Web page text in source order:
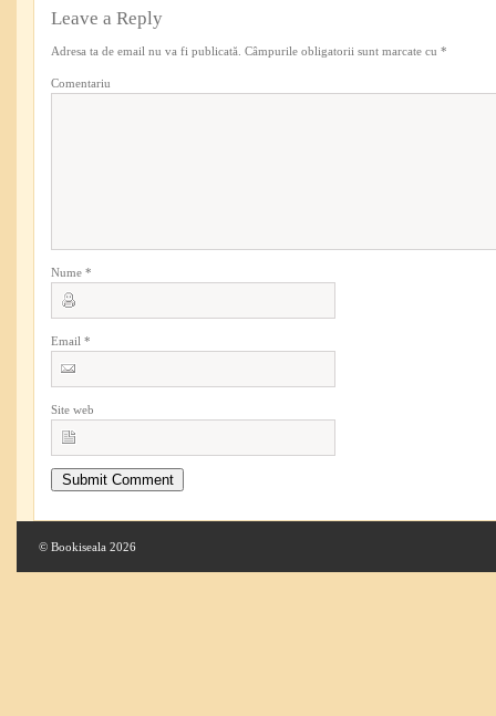
Leave a Reply
Adresa ta de email nu va fi publicată. Câmpurile obligatorii sunt marcate cu *
Comentariu
Nume *
Email *
Site web
© Bookiseala 2026